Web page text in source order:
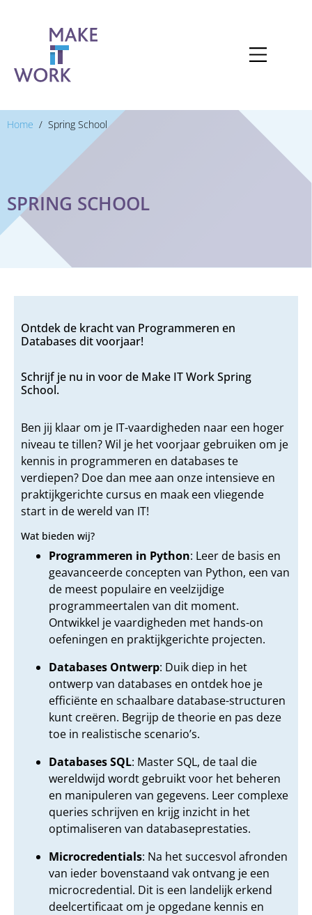
SPRING SCHOOL
Home Spring School
Ontdek de kracht van Programmeren en
Databases dit voorjaar!
Schrijf je nu in voor de Make IT Work Spring
School.
Ben jij klaar om je IT-vaardigheden naar een hoger
niveau te tillen? Wil je het voorjaar gebruiken om je
kennis in programmeren en databases te
verdiepen? Doe dan mee aan onze intensieve en
praktijkgerichte cursus en maak een vliegende
start in de wereld van IT!
Wat bieden wij?
Programmeren in Python: Leer de basis en
geavanceerde concepten van Python, een van
de meest populaire en veelzijdige
programmeertalen van dit moment.
Ontwikkel je vaardigheden met hands-on
oefeningen en praktijkgerichte projecten.
Databases Ontwerp: Duik diep in het
ontwerp van databases en ontdek hoe je
efficiënte en schaalbare database-structuren
kunt creëren. Begrijp de theorie en pas deze
toe in realistische scenario’s.
Databases SQL: Master SQL, de taal die
wereldwijd wordt gebruikt voor het beheren
en manipuleren van gegevens. Leer complexe
queries schrijven en krijg inzicht in het
optimaliseren van databaseprestaties.
Microcredentials: Na het succesvol afronden
van ieder bovenstaand vak ontvang je een
microcredential. Dit is een landelijk erkend
deelcertificaat om je opgedane kennis en